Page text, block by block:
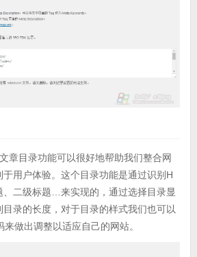
章目录功能可以很好地帮助我们整合网
用户体验。这个目录功能是通过识别H
、二级标题…来实现的，通过选择目录显
录的长度，对于目录的样式我们也可以
做出调整以适应自己的网站。